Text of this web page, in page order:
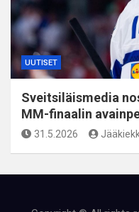
UUTISET
Sveitsiläismedia
MM-finaalin
31.5.2026